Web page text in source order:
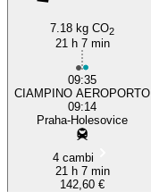
7.18 kg CO2
21 h 7 min
09:35
CIAMPINO AEROPORTO
09:14
Praha-Holesovice
4 cambi
21 h 7 min
142,60 €